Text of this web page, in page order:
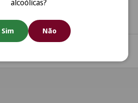
alcoólicas?
Sim Não